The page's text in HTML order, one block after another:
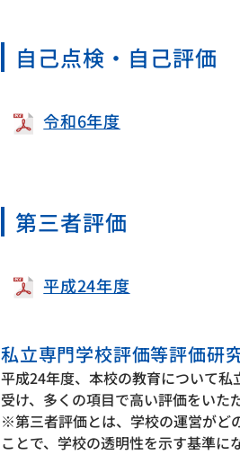
自己点検・自己評価
令和6年度
第三者評価
平成24年度
私立専門学校評価等評価研
平成24年度、本校の教育について
受け、多くの項目で高い評価をいた
※第三者評価とは、学校の運営がど
ことで、学校の透明性を示す基準に